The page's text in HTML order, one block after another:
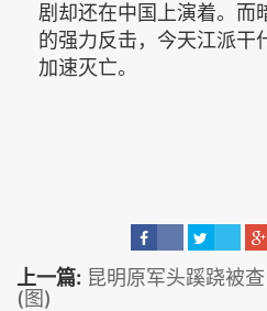
剧却还在中国上演着。而
的强力反击，今天江派干
加速灭亡。
上一篇: 昆明原军头蹊跷被
(图)